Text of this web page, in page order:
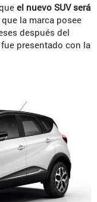
el nuevo SUV será
la marca posee
después del
presentado con la